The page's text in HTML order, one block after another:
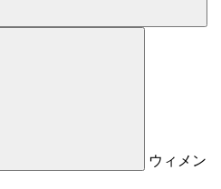
ウィメン